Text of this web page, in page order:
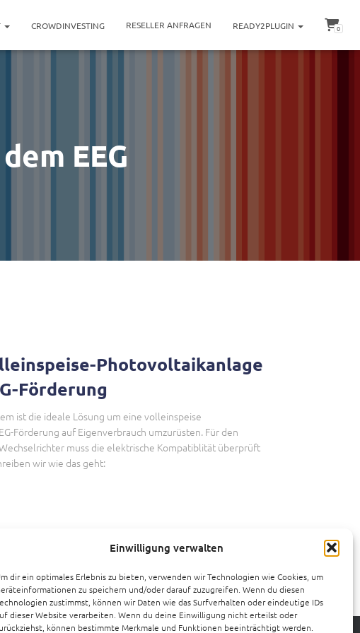
Einwilligung verwalten
dir ein optimales Erlebnis zu bieten, verwenden wir Technologien wie Cookies, um
zu speichern und/oder darauf zuzugreifen. Wenn du diesen
zustimmst, können wir Daten wie das Surfverhalten oder eindeutige IDs
dieser Website verarbeiten. Wenn du deine Einwilligung nicht erteilst oder
können bestimmte Merkmale und Funktionen beeinträchtigt werden.
CROWDINVESTING RESELLER ANFRAGEN READY2PLUGIN 0
EEG
Photovoltaikanlage
Förderung
ist die ideale Lösung um eine volleinspeise
Förderung auf Eigenverbrauch umzurüsten. Für den
muss die elektrische Kompatiblität überprüft
wir wie das geht: